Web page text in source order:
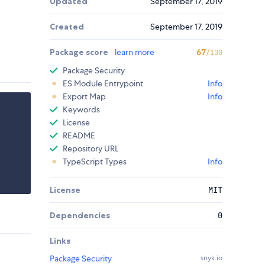
Created September 17, 2019
Package score learn more 67/100
Package Security
ES Module Entrypoint
Info
Export Map
Info
Keywords
License
README
Repository URL
TypeScript Types
Info
License MIT
Dependencies 0
Links
Package Security
snyk.io